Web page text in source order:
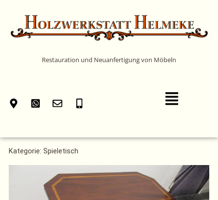
springen
Restauration und Neuanfertigung von Möbeln
Main
Menu
Kategorie: Spieletisch